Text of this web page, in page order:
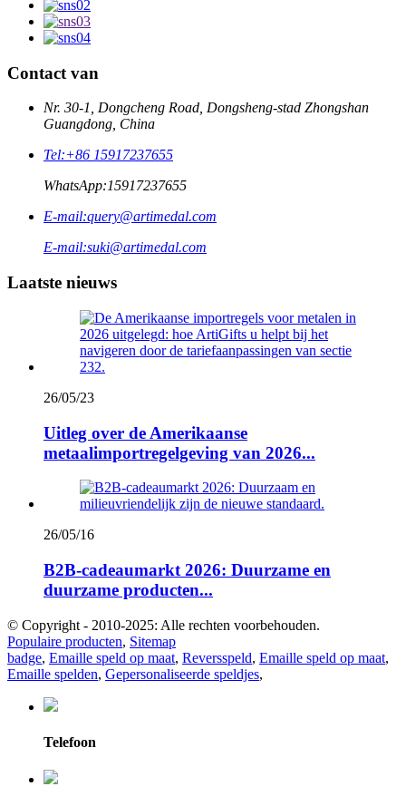
Contact van
Nr. 30-1, Dongcheng Road, Dongsheng-stad Zhongshan
Guangdong, China
Tel:+86 15917237655
WhatsApp:15917237655
E-mail:query@artimedal.com
E-mail:suki@artimedal.com
Laatste nieuws
26/05/23
Uitleg over de Amerikaanse
metaalimportregelgeving van 2026...
26/05/16
B2B-cadeaumarkt 2026: Duurzame en
duurzame producten...
© Copyright - 2010-2025: Alle rechten voorbehouden.
Populaire producten, Sitemap
badge, Emaille speld op maat, Reversspeld, Emaille speld op maat,
Emaille spelden, Gepersonaliseerde speldjes,
Telefoon